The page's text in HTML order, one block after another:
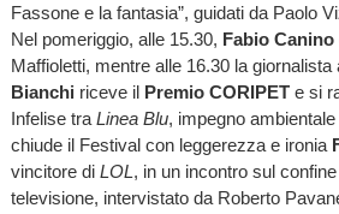
Fassone e la fantasia”, guidati da Paolo
Nel pomeriggio, alle 15.30, Fabio Canino
Maffioletti, mentre alle 16.30 la giornalista
Bianchi riceve il Premio CORIPETe si
Infelise tra Linea Blu, impegno
chiude il Festival con leggerezza e ironia
vincitore di LOL, in un incontro sul
televisione, intervistato da Roberto